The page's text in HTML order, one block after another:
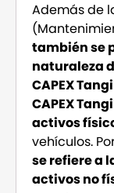
Además de
también se
naturaleza
CAPEX
CAPEX
activos
vehículos.
se refiere a
activos no